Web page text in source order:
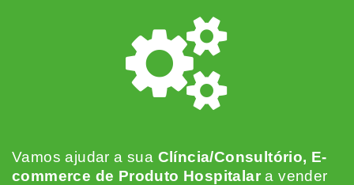
Vamos ajudar a sua Clíncia/Consultório, E-
commerce de Produto Hospitalar a vender